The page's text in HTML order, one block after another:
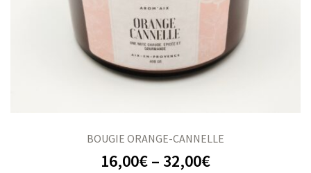
BOUGIE ORANGE-CANNELLE
16,00€– 32,00€